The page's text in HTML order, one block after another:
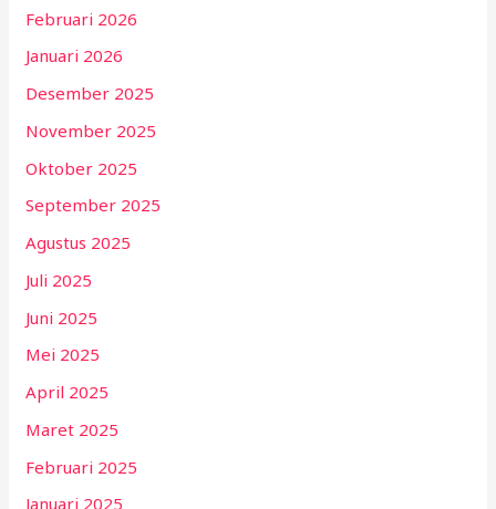
Februari 2026
Januari 2026
Desember 2025
November 2025
Oktober 2025
September 2025
Agustus 2025
Juli 2025
Juni 2025
Mei 2025
April 2025
Maret 2025
Februari 2025
Januari 2025